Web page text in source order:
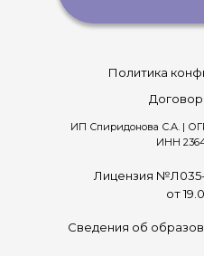
ИП Спиридонова С.А. |
ИНН
Политика
Лицензия №Л035-
от
Сведения об